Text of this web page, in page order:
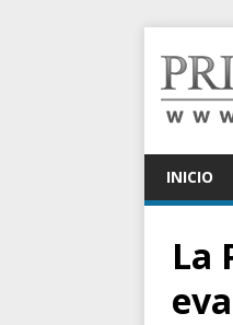
INICIO
La